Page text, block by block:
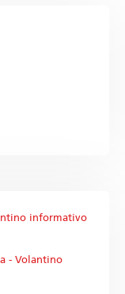
informativo
- Volantino